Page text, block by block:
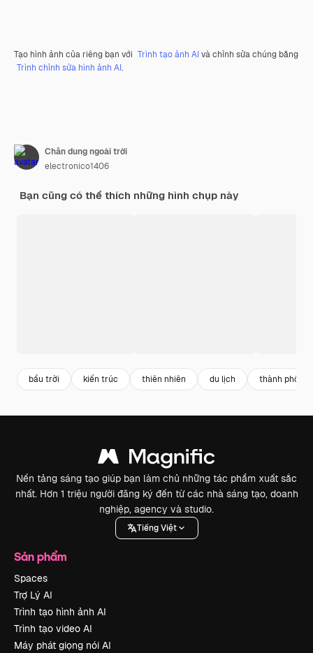
Tạo hình ảnh của riêng bạn với Trình tạo ảnh AIvà chỉnh sửa chúng bằng
Trình chỉnh sửa hình ảnh AI.
Chân dung ngoài trời
electronico1406
Bạn cũng có thể thích những hình chụp này
bầu trời kiến trúc thiên nhiên du lịch thành phố
Nền tảng sáng tạo giúp bạn làm chủ những tác phẩm xuất sắc
nhất. Hơn 1 triệu người đăng ký đến từ các nhà sáng tạo, doanh
nghiệp, agency và studio.
Tiếng Việt
Sản phẩm
Spaces
Trợ Lý AI
Trình tạo hình ảnh AI
Trình tạo video AI
Máy phát giọng nói AI